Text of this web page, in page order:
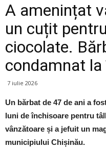
A amenințat
un cuțit
ciocolate.
condamnat
7 iulie 2026
Un bărbat de 47 de ani a
luni de închisoare pentru
vânzătoare și a jefuit un
municipiului Chișinău.